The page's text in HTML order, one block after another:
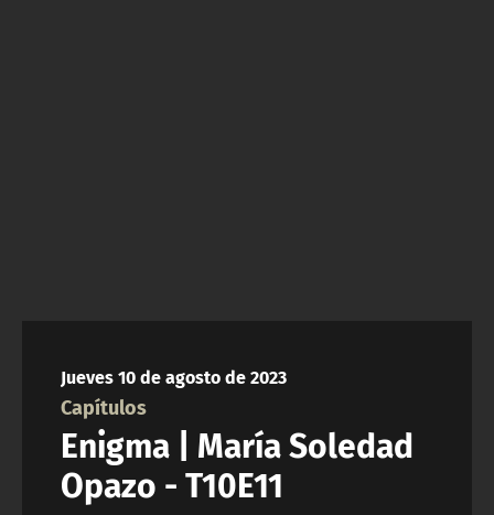
Jueves 10 de agosto de 2023
Capítulos
Enigma | María Soledad
Opazo - T10E11